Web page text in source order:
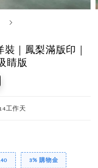
｜鳳梨滿版印｜
睛版
工作天
3% 購物金